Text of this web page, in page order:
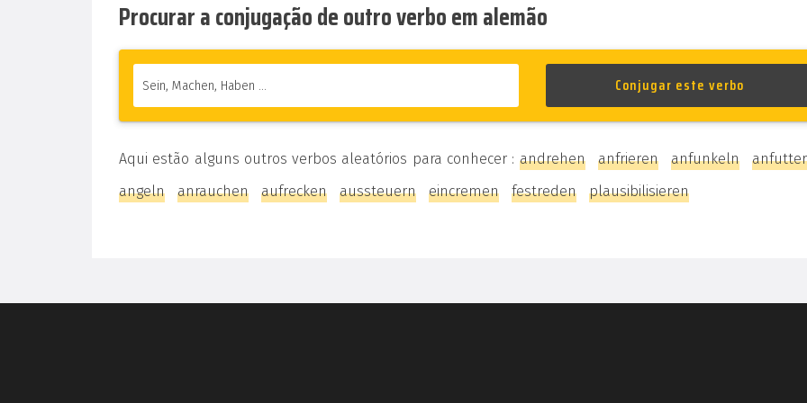
Procurar a conjugação de outro verbo em alemão
Aqui estão alguns outros verbos aleatórios para conhecer : andrehen anfrieren anfunkeln
angeln
anrauchen aufrecken aussteuern eincremen festreden plausibilisieren